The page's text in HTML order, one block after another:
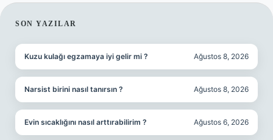
SIDEBAR
SON YAZILAR
Kuzu kulağı egzamaya iyi gelir mi ? Ağustos 8, 2026
Narsist birini nasıl tanırsın ? Ağustos 8, 2026
Evin sıcaklığını nasıl arttırabilirim ? Ağustos 6, 2026